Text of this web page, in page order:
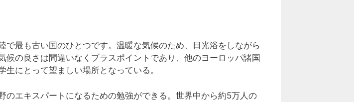
最も古い国のひとつです。温暖な気候のため、日光浴をしながら
の良さは間違いなくプラスポイントであり、他のヨーロッパ諸国
にとって望ましい場所となっている。
エキスパートになるための勉強ができる。世界中から約5万人の